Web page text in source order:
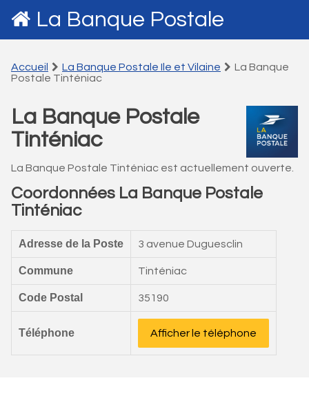
La Banque Postale
Accueil La Banque Postale Ile et Vilaine
La Banque
Postale Tinténiac
La Banque Postale
Tinténiac
La Banque Postale Tinténiac est actuellement ouverte.
Coordonnées La Banque Postale
Tinténiac
Adresse de la Poste 3 avenue Duguesclin
Commune Tinténiac
Code Postal 35190
Téléphone Afficher le téléphone